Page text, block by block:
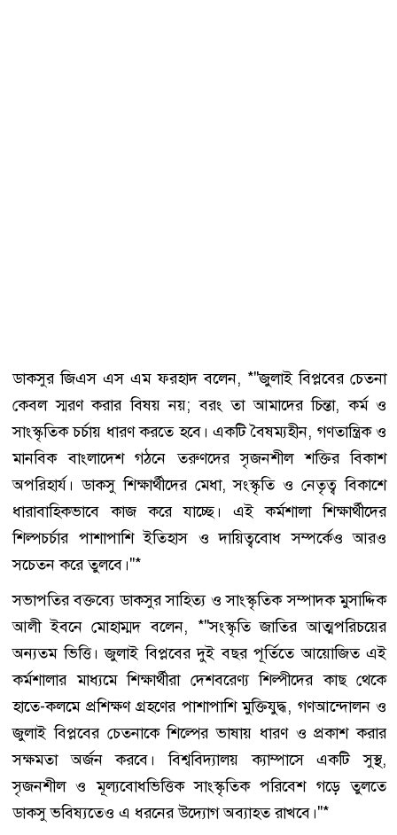
ডাকসুর জিএস এস এম ফরহাদ বলেন, *"জুলাই বিপ্লবের চেতনা
কেবল স্মরণ করার বিষয় নয়; বরং তা আমাদের চিন্তা, কর্ম ও
সাংস্কৃতিক চর্চায় ধারণ করতে হবে। একটি বৈষম্যহীন, গণতান্ত্রিক ও
মানবিক বাংলাদেশ গঠনে তরুণদের সৃজনশীল শক্তির বিকাশ
অপরিহার্য। ডাকসু শিক্ষার্থীদের মেধা, সংস্কৃতি ও নেতৃত্ব বিকাশে
ধারাবাহিকভাবে কাজ করে যাচ্ছে। এই কর্মশালা শিক্ষার্থীদের
শিল্পচর্চার পাশাপাশি ইতিহাস ও দায়িত্ববোধ সম্পর্কেও আরও
সচেতন করে তুলবে।"*
সভাপতির বক্তব্যে ডাকসুর সাহিত্য ও সাংস্কৃতিক সম্পাদক মুসাদ্দিক
আলী ইবনে মোহাম্মদ বলেন, *"সংস্কৃতি জাতির আত্মপরিচয়ের
অন্যতম ভিত্তি। জুলাই বিপ্লবের দুই বছর পূর্তিতে আয়োজিত এই
কর্মশালার মাধ্যমে শিক্ষার্থীরা দেশবরেণ্য শিল্পীদের কাছ থেকে
হাতে-কলমে প্রশিক্ষণ গ্রহণের পাশাপাশি মুক্তিযুদ্ধ, গণআন্দোলন ও
জুলাই বিপ্লবের চেতনাকে শিল্পের ভাষায় ধারণ ও প্রকাশ করার
সক্ষমতা অর্জন করবে। বিশ্ববিদ্যালয় ক্যাম্পাসে একটি সুস্থ,
সৃজনশীল ও মূল্যবোধভিত্তিক সাংস্কৃতিক পরিবেশ গড়ে তুলতে
ডাকসু ভবিষ্যতেও এ ধরনের উদ্যোগ অব্যাহত রাখবে।"*